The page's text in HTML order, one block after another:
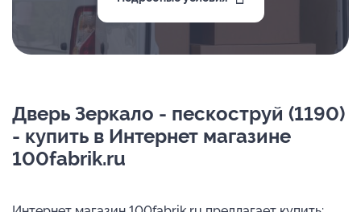
Дверь Зеркало - пескоструй (1190)
- купить в Интернет магазине
100fabrik.ru